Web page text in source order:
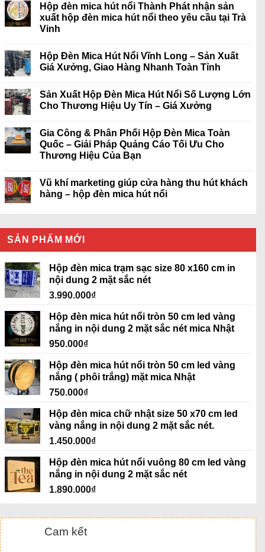
Hộp đèn mica hút nổi Thành Phát nhận sản
xuất hộp đèn mica hút nổi theo yêu cầu tại Trà
Vinh
Hộp Đèn Mica Hút Nổi Vĩnh Long – Sản Xuất
Giá Xưởng, Giao Hàng Nhanh Toàn Tỉnh
Sản Xuất Hộp Đèn Mica Hút Nổi Số Lượng Lớn
Cho Thương Hiệu Uy Tín – Giá Xưởng
Gia Công & Phân Phối Hộp Đèn Mica Toàn
Quốc – Giải Pháp Quảng Cáo Tối Ưu Cho
Thương Hiệu Của Bạn
Vũ khí marketing giúp cửa hàng thu hút khách
hàng – hộp đèn mica hút nổi
SẢN PHẨM MỚI
Hộp đèn mica trạm sạc size 80 x160 cm in
nội dung 2 mặt sắc nét
3.990.000₫
Hộp đèn mica hút nổi tròn 50 cm led vàng
nắng in nội dung 2 mặt sắc nét mica Nhật
950.000₫
Hộp đèn mica hút nổi tròn 50 cm led vàng
nắng ( phôi trắng) mặt mica Nhật
750.000₫
Hộp đèn mica chữ nhật size 50 x70 cm led
vàng nắng in nội dung 2 mặt sắc nét.
1.450.000₫
Hộp đèn mica hút nổi vuông 80 cm led vàng
nắng in nội dung 2 mặt sắc nét
1.890.000₫
Cam kết